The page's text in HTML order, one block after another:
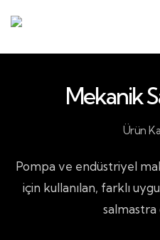
Mekanik
Ürün
Pompa ve endüstriyel
için kullanılan, farklı
salmastra